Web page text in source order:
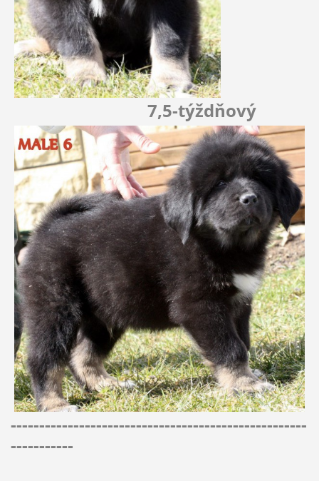
7,5-týždňový
----------------------------------------------------
-----------